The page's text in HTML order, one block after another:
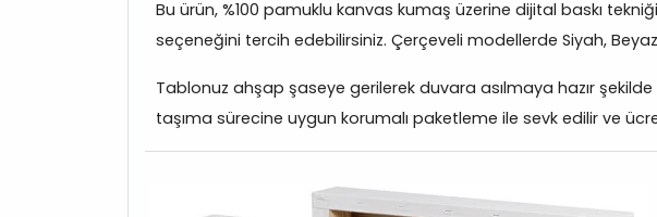
Bu ürün, %100 pamuklu kanvas kumaş üzerine dijital baskı
seçeneğini tercih edebilirsiniz. Çerçeveli modellerde Siyah,
Tablonuz ahşap şaseye gerilerek duvara asılmaya hazır şekilde
taşıma sürecine uygun korumalı paketleme ile sevk edilir ve